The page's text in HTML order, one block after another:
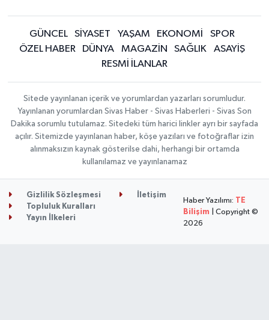
GÜNCEL SİYASET YAŞAM EKONOMİ
SPOR
ÖZEL HABER
DÜNYA MAGAZİN SAĞLIK
ASAYİŞ
RESMİ İLANLAR
Sitede yayınlanan içerik ve yorumlardan yazarları sorumludur.
Yayınlanan yorumlardan Sivas Haber - Sivas Haberleri - Sivas Son
Dakika sorumlu tutulamaz. Sitedeki tüm harici linkler ayrı bir sayfada
açılır. Sitemizde yayınlanan haber, köşe yazıları ve fotoğraflar izin
alınmaksızın kaynak gösterilse dahi, herhangi bir ortamda
kullanılamaz ve yayınlanamaz
Gizlilik Sözleşmesi
İletişim
Topluluk Kuralları
Yayın İlkeleri
Haber Yazılımı: TE
Bilişim | Copyright ©
2026